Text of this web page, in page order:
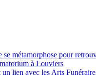
métamorphose pour
à Louviers
lien avec les Arts